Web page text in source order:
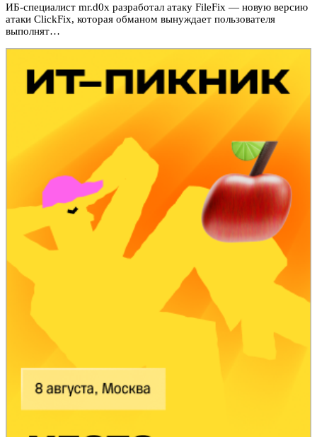
ИБ-специалист mr.d0x разработал атаку FileFix — новую версию
атаки ClickFix, которая обманом вынуждает пользователя
выполнят…